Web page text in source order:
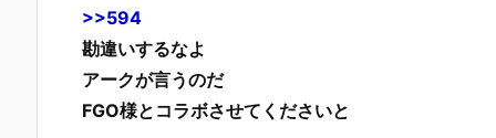
>>594
勘違いするなよ
アークが言うのだ
FGO様とコラボさせてくださいと